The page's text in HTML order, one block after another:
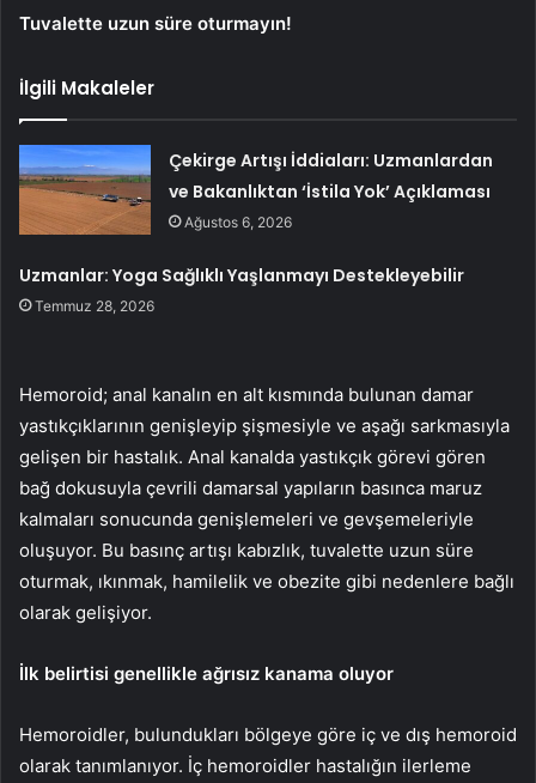
Tuvalette uzun süre oturmayın!
İlgili Makaleler
Çekirge Artışı İddiaları: Uzmanlardan
ve Bakanlıktan ‘İstila Yok’ Açıklaması
Ağustos 6, 2026
Uzmanlar: Yoga Sağlıklı Yaşlanmayı Destekleyebilir
Temmuz 28, 2026
Hemoroid; anal kanalın en alt kısmında bulunan damar
yastıkçıklarının genişleyip şişmesiyle ve aşağı sarkmasıyla
gelişen bir hastalık. Anal kanalda yastıkçık görevi gören
bağ dokusuyla çevrili damarsal yapıların basınca maruz
kalmaları sonucunda genişlemeleri ve gevşemeleriyle
oluşuyor. Bu basınç artışı kabızlık, tuvalette uzun süre
oturmak, ıkınmak, hamilelik ve obezite gibi nedenlere bağlı
olarak gelişiyor.
İlk belirtisi genellikle ağrısız kanama oluyor
Hemoroidler, bulundukları bölgeye göre iç ve dış hemoroid
olarak tanımlanıyor. İç hemoroidler hastalığın ilerleme